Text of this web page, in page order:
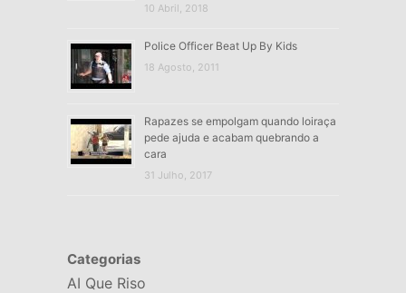
10 Abril, 2018
Police Officer Beat Up By Kids
18 Agosto, 2011
Rapazes se empolgam quando loiraça
pede ajuda e acabam quebrando a
cara
31 Julho, 2017
Categorias
AI Que Riso